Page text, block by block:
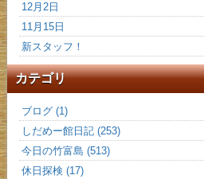
12月2日
11月15日
新スタッフ！
カテゴリ
ブログ (1)
しだめー館日記 (253)
今日の竹富島 (513)
休日探検 (17)